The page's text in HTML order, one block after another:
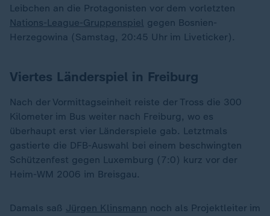
Leibchen an die Protagonisten vor dem vorletzten
Nations-League-Gruppenspiel gegen Bosnien-
Herzegowina (Samstag, 20:45 Uhr im Liveticker).
Viertes Länderspiel in Freiburg
Nach der Vormittagseinheit reiste der Tross die 300
Kilometer im Bus weiter nach Freiburg, wo es
überhaupt erst vier Länderspiele gab. Letztmals
gastierte die DFB-Auswahl bei einem beschwingten
Schützenfest gegen Luxemburg (7:0) kurz vor der
Heim-WM 2006 im Breisgau.
Damals saß Jürgen Klinsmann noch als Projektleiter im